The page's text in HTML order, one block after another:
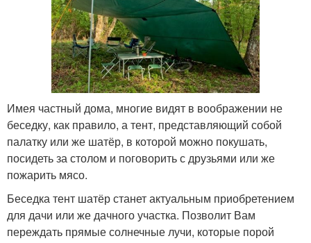
Имея частный дома, многие видят в воображении не
беседку, как правило, а тент, представляющий собой
палатку или же шатёр, в которой можно покушать,
посидеть за столом и поговорить с друзьями или же
пожарить мясо.
Беседка тент шатёр станет актуальным приобретением
для дачи или же дачного участка. Позволит Вам
переждать прямые солнечные лучи, которые порой